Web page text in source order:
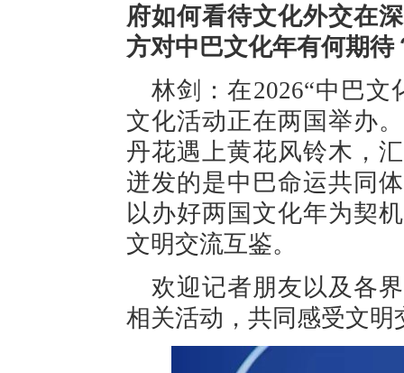
府如何看待文化外交在
方对中巴文化年有何期待
林剑：在2026“中巴
文化活动正在两国举办
丹花遇上黄花风铃木，
迸发的是中巴命运共同
以办好两国文化年为契
文明交流互鉴。
欢迎记者朋友以及各
相关活动，共同感受文明